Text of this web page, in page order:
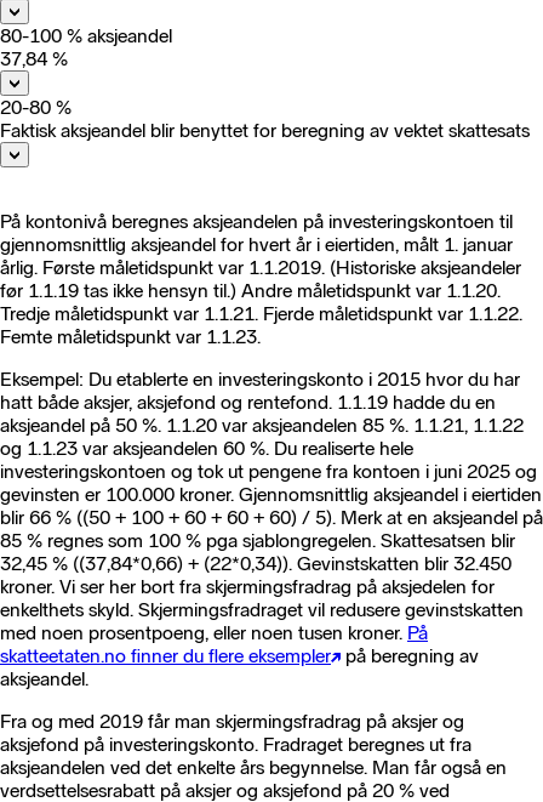
80-100 % aksjeandel
37,84 %
20-80 %
Faktisk aksjeandel blir benyttet for beregning av vektet skattesats
På kontonivå beregnes aksjeandelen på investeringskontoen til
gjennomsnittlig aksjeandel for hvert år i eiertiden, målt 1. januar
årlig. Første måletidspunkt var 1.1.2019. (Historiske aksjeandeler
før 1.1.19 tas ikke hensyn til.) Andre måletidspunkt var 1.1.20.
Tredje måletidspunkt var 1.1.21. Fjerde måletidspunkt var 1.1.22.
Femte måletidspunkt var 1.1.23.
Eksempel: Du etablerte en investeringskonto i 2015 hvor du har
hatt både aksjer, aksjefond og rentefond. 1.1.19 hadde du en
aksjeandel på 50 %. 1.1.20 var aksjeandelen 85 %. 1.1.21, 1.1.22
og 1.1.23 var aksjeandelen 60 %. Du realiserte hele
investeringskontoen og tok ut pengene fra kontoen i juni 2025 og
gevinsten er 100.000 kroner. Gjennomsnittlig aksjeandel i eiertiden
blir 66 % ((50 + 100 + 60 + 60 + 60) / 5). Merk at en aksjeandel på
85 % regnes som 100 % pga sjablongregelen. Skattesatsen blir
32,45 % ((37,84*0,66) + (22*0,34)). Gevinstskatten blir 32.450
kroner. Vi ser her bort fra skjermingsfradrag på aksjedelen for
enkelthets skyld. Skjermingsfradraget vil redusere gevinstskatten
med noen prosentpoeng, eller noen tusen kroner. På
skatteetaten.no finner du flere eksempler
på beregning av
aksjeandel.
Fra og med 2019 får man skjermingsfradrag på aksjer og
aksjefond på investeringskonto. Fradraget beregnes ut fra
aksjeandelen ved det enkelte års begynnelse. Man får også en
verdsettelsesrabatt på aksjer og aksjefond på 20 % ved